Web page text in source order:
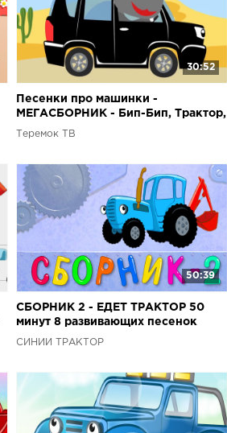
30:52
Песенки про машинки -
МЕГАСБОРНИК - Бип-Бип, Трактор,
Кукутики и другие песни подряд
Теремок ТВ
50:39
СБОРНИК 2 - ЕДЕТ ТРАКТОР 50
минут 8 развивающих песенок
мультиков для детей про трактора
СИНИЙ ТРАКТОР